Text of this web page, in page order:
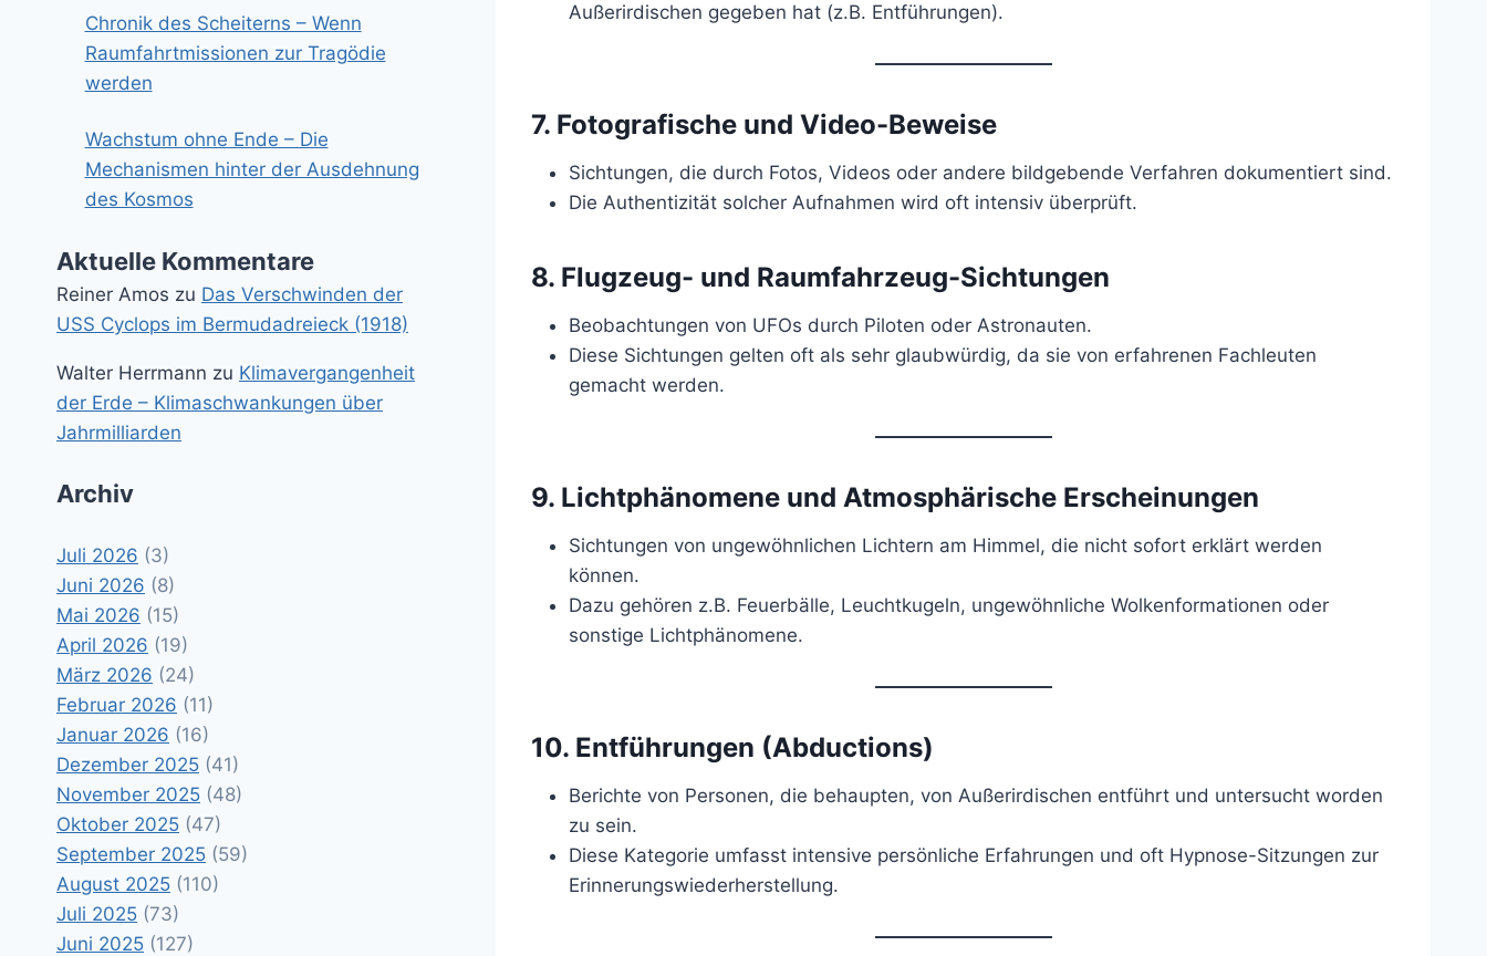
Außerirdischen gegeben hat (z.B. Entführungen).
7. Fotografische und Video-Beweise
Sichtungen, die durch Fotos, Videos oder andere bildgebende Verfahren dokumentiert sind.
Die Authentizität solcher Aufnahmen wird oft intensiv überprüft.
8. Flugzeug- und Raumfahrzeug-Sichtungen
Beobachtungen von UFOs durch Piloten oder Astronauten.
Diese Sichtungen gelten oft als sehr glaubwürdig, da sie von erfahrenen Fachleuten
gemacht werden.
9. Lichtphänomene und Atmosphärische Erscheinungen
Sichtungen von ungewöhnlichen Lichtern am Himmel, die nicht sofort erklärt werden
können.
Dazu gehören z.B. Feuerbälle, Leuchtkugeln, ungewöhnliche Wolkenformationen oder
sonstige Lichtphänomene.
10. Entführungen (Abductions)
Berichte von Personen, die behaupten, von Außerirdischen entführt und untersucht worden
zu sein.
Diese Kategorie umfasst intensive persönliche Erfahrungen und oft Hypnose-Sitzungen zur
Erinnerungswiederherstellung.
Chronik des Scheiterns – Wenn
Raumfahrtmissionen zur Tragödie
werden
Wachstum ohne Ende – Die
Mechanismen hinter der Ausdehnung
des Kosmos
Aktuelle Kommentare
Reiner Amos zu Das Verschwinden der
USS Cyclops im Bermudadreieck (1918)
Walter Herrmann zu Klimavergangenheit
der Erde – Klimaschwankungen über
Jahrmilliarden
Archiv
Juli 2026 (3)
Juni 2026 (8)
Mai 2026 (15)
April 2026 (19)
März 2026 (24)
Februar 2026 (11)
Januar 2026 (16)
Dezember 2025 (41)
November 2025 (48)
Oktober 2025 (47)
September 2025 (59)
August 2025 (110)
Juli 2025 (73)
Juni 2025 (127)